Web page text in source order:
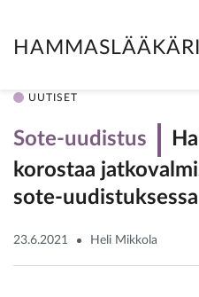
UUTISET
Sote-uudistus
korostaa
sote-uudistuksessa
23.6.2021 Heli Mikkola